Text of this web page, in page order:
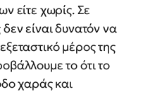
είτε χωρίς. Σε
είναι δυνατόν να
μέρος της
το ότι το
χαράς και